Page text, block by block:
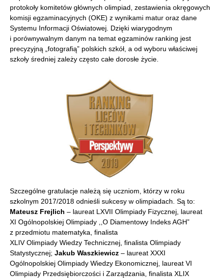
protokoły komitetów głównych olimpiad, zestawienia okręgowych
komisji egzaminacyjnych (OKE) z wynikami matur oraz dane
Systemu Informacji Oświatowej. Dzięki wiarygodnym
i porównywalnym danym na temat egzaminów ranking jest
precyzyjną „fotografią” polskich szkół, a od wyboru właściwej
szkoły średniej zależy często całe dorosłe życie.
Szczególne gratulacje należą się uczniom, którzy w roku
szkolnym 2017/2018 odnieśli sukcesy w olimpiadach. Są to:
Mateusz Frejlich – laureat LXVII Olimpiady Fizycznej, laureat
XI Ogólnopolskiej Olimpiady ,,O Diamentowy Indeks AGH”
z przedmiotu matematyka, finalista
XLIV Olimpiady Wiedzy Technicznej, finalista Olimpiady
Statystycznej; Jakub Waszkiewicz – laureat XXXI
Ogólnopolskiej Olimpiady Wiedzy Ekonomicznej, laureat VI
Olimpiady Przedsiębiorczości i Zarządzania, finalista XLIX